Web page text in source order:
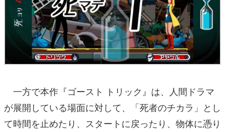
一方で本作『ゴースト トリック』は、人間ドラマ
が展開している場面に対して、「死者のチカラ」とし
て時間を止めたり、スタートに戻ったり、物体に憑り